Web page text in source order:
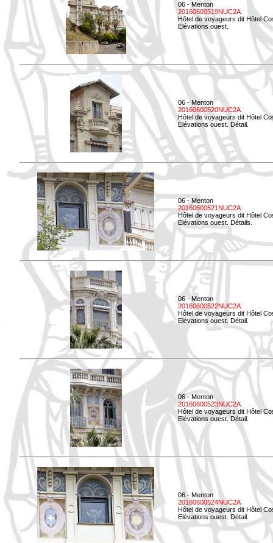
06 - Menton
20160600519NUC2A
Hôtel de voyageurs dit Hôtel
Elévations ouest.
06 - Menton
20160600520NUC2A
Hôtel de voyageurs dit Hôtel
Elévations ouest. Détail.
06 - Menton
20160600521NUC2A
Hôtel de voyageurs dit Hôtel
Elévations ouest. Détails.
06 - Menton
20160600522NUC2A
Hôtel de voyageurs dit Hôtel
Elévations ouest. Détail.
06 - Menton
20160600523NUC2A
Hôtel de voyageurs dit Hôtel
Elévations ouest. Détail.
06 - Menton
20160600524NUC2A
Hôtel de voyageurs dit Hôtel
Elévations ouest. Détail.